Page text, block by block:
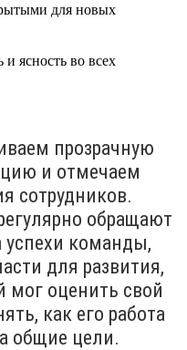
для новых
и ясность во всех
прозрачную
и отмечаем
сотрудников.
обращают
команды,
для развития,
оценить свой
как его работа
общие цели.